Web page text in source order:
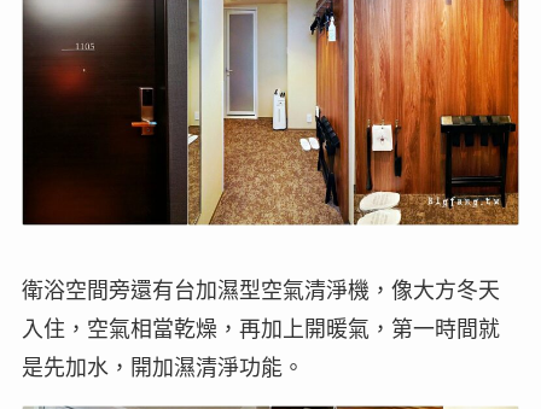
衛浴空間旁還有台加濕型空氣清淨機，像大方冬天
入住，空氣相當乾燥，再加上開暖氣，第一時間就
是先加水，開加濕清淨功能。